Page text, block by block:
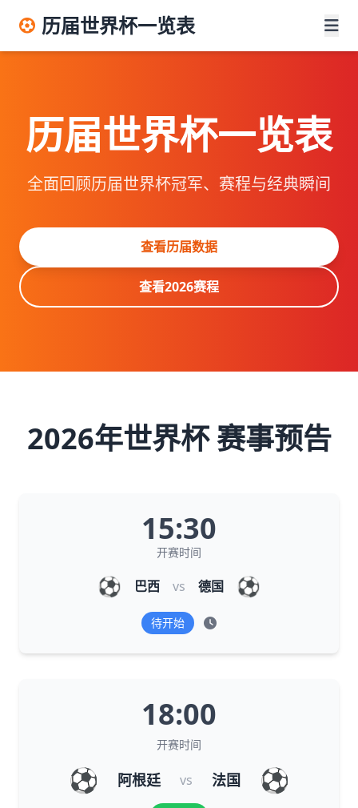
历届世界杯一览表
历届世界杯一览表
全面回顾历届世界杯冠军、赛程与经典瞬间
查看历届数据
查看2026赛程
2026年世界杯 赛事预告
15:30
开赛时间
⚽ 巴西 vs 德国 ⚽
待开始
18:00
开赛时间
⚽ 阿根廷 vs 法国 ⚽